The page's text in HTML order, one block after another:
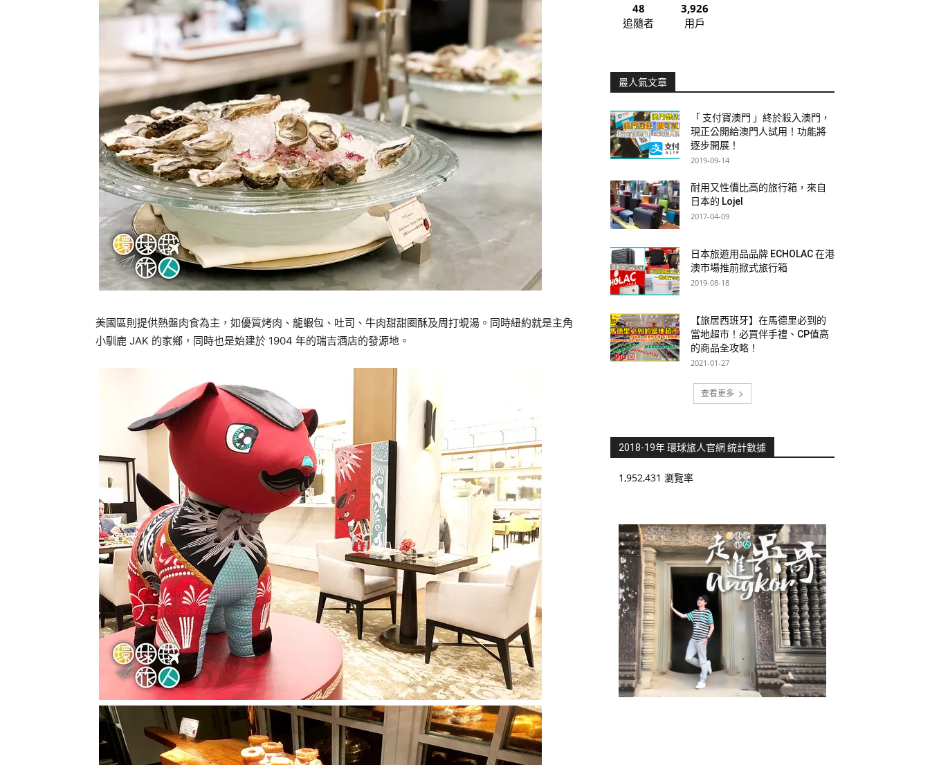
美國區則提供熱盤肉食為主，如優質烤肉、龍蝦包、吐司、牛肉甜甜圈酥及周打蜆湯。同時紐約就是主角
小馴鹿 JAK 的家鄉，同時也是始建於 1904 年的瑞吉酒店的發源地。
48
追隨者
3,926
用戶
最人氣文章
「 支付寶澳門 」終於殺入澳門，
現正公開給澳門人試用！功能將
逐步開展！
2019-09-14
耐用又性價比高的旅行箱，來自
日本的 Lojel
2017-04-09
日本旅遊用品品牌 ECHOLAC 在港
澳市場推前掀式旅行箱
2019-08-18
【旅居西班牙】在馬德里必到的
當地超市！必買伴手禮、CP值高
的商品全攻略！
2021-01-27
查看更多
2018-19年 環球旅人官網 統計數據
1,952,431 瀏覽率